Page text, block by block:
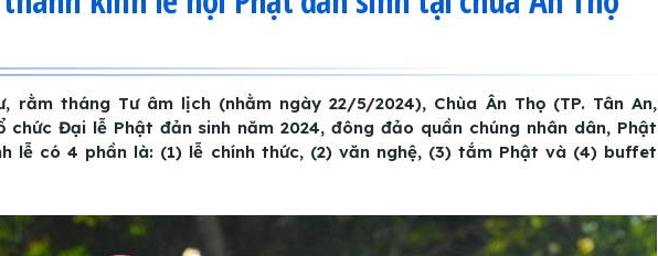
rằm tháng Tư âm lịch (nhằm ngày 22/5/2024), Chùa Ân Thọ (TP. Tân An,
chức Đại lễ Phật đản sinh năm 2024, đông đảo quần chúng nhân dân, Phật
lễ có 4 phần là: (1) lễ chính thức, (2) văn nghệ, (3) tắm Phật và (4) buffet